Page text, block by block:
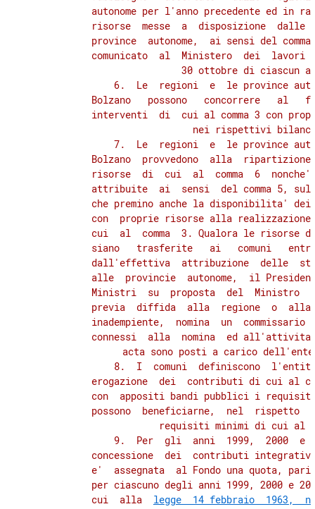
autonome per l'anno precedente ed in
risorse  messe  a  disposizione  dalle
province  autonome,  ai sensi del
comunicato  al  Ministero  dei  lavori
30 ottobre di ciascun
6.  Le  regioni  e  le province
Bolzano   possono   concorrere   al
interventi  di  cui al comma 3 con
nei rispettivi
7.  Le  regioni  e  le province
Bolzano  provvedono  alla
risorse  di  cui  al  comma  6
attribuite  ai  sensi  del comma 5,
che premino anche la disponibilita'
con  proprie risorse alla
cui  al  comma  3. Qualora le risorse
siano   trasferite   ai   comuni
dall'effettiva  attribuzione  delle
alle  provincie  autonome,  il
Ministri  su  proposta  del  Ministro
previa  diffida  alla  regione  o
inadempiente,  nomina  un  commissario
connessi  alla  nomina  ed
acta sono posti a carico
8.  I  comuni  definiscono
erogazione  dei  contributi di cui al
con  appositi bandi pubblici i
possono  beneficiarne,  nel  rispetto
requisiti minimi di cui al
9.  Per  gli  anni  1999,  2000  e
concessione  dei  contributi
e'  assegnata  al Fondo una quota,
per ciascuno degli anni 1999, 2000 e
          cui  alla
legge  14 febbraio  1963,